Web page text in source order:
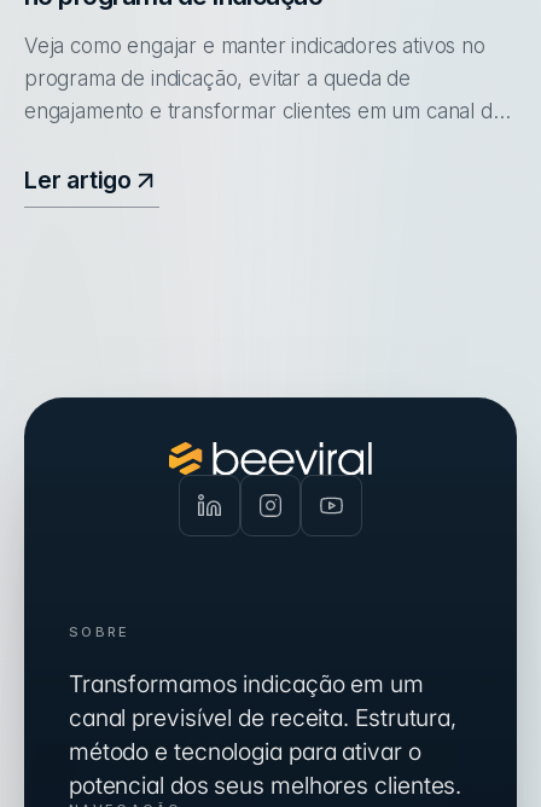
Veja como engajar e manter indicadores ativos no
programa de indicação, evitar a queda de
engajamento e transformar clientes em um canal de
Ler artigo
SOBRE
Transformamos indicação em um
canal previsível de receita. Estrutura,
método e tecnologia para ativar o
potencial dos seus melhores clientes.